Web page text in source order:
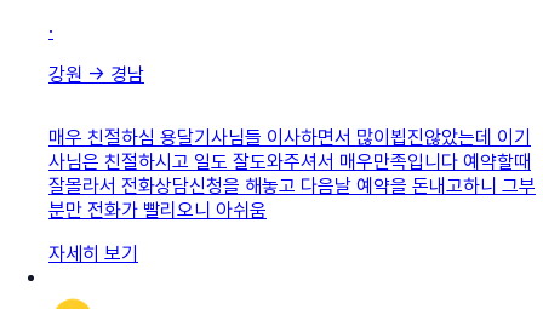
·
강원 → 경남
매우 친절하심 용달기사님들 이사하면서 많이뵙진않았는데 이기
사님은 친절하시고 일도 잘도와주셔서 매우만족입니다 예약할때
잘몰라서 전화상담신청을 해놓고 다음날 예약을 돈내고하니 그부
분만 전화가 빨리오니 아쉬움
자세히 보기